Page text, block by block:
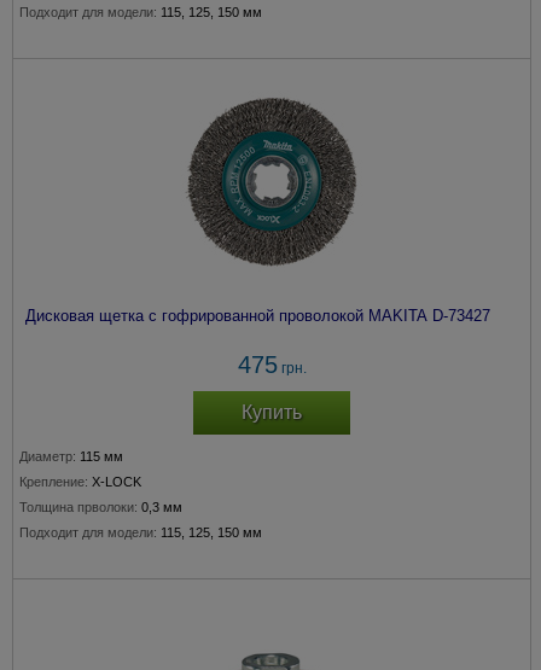
Подходит для модели: 115, 125, 150 мм
Дисковая щетка с гофрированной проволокой MAKITA D-73427
475грн.
Купить
Диаметр: 115 мм
Крепление: X-LOCK
Толщина прволоки: 0,3 мм
Подходит для модели: 115, 125, 150 мм